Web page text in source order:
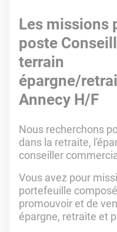
Les missions
poste
terrain
épargne/
Annecy H/F
Nous recherchons
dans la retraite,
conseiller
Vous avez pour
portefeuille
promouvoir et de
épargne, retraite et